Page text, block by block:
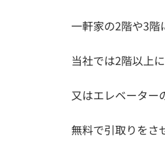
一軒家の2階や3階
当社では2階以上
又はエレベーター
無料で引取りをさ